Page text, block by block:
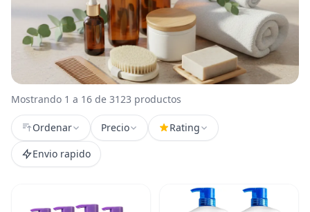
Mostrando 1 a 16 de 3123 productos
Ordenar Precio
Rating
Envio rapido